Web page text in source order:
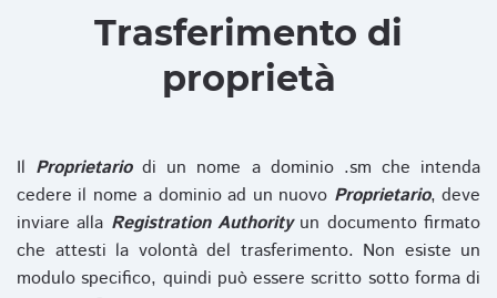
Trasferimento di
proprietà
Il Proprietariodi un nome a dominio .sm che intenda
cedere il nome a dominio ad un nuovo Proprietario, deve
inviare alla Registration Authorityun documento firmato
che attesti la volontà del trasferimento. Non esiste un
modulo specifico, quindi può essere scritto sotto forma di